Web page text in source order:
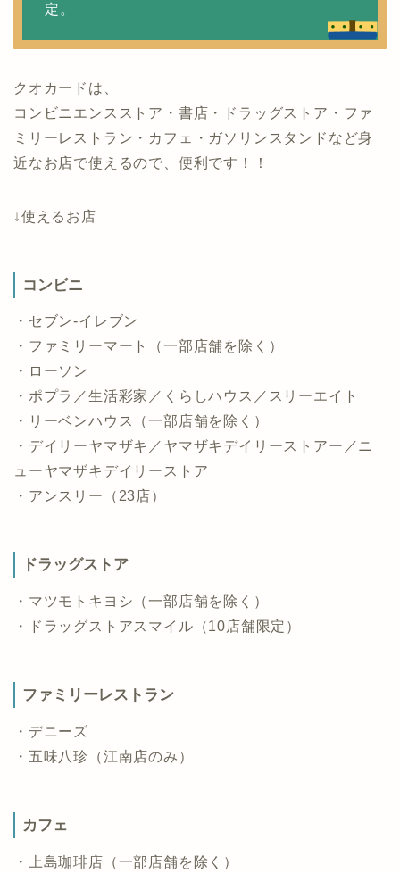
定。
クオカードは、
コンビニエンスストア・書店・ドラッグストア・ファ
ミリーレストラン・カフェ・ガソリンスタンドなど身
近なお店で使えるので、便利です！！
↓使えるお店
コンビニ
・セブン-イレブン
・ファミリーマート（一部店舗を除く）
・ローソン
・ポプラ／生活彩家／くらしハウス／スリーエイト
・リーベンハウス（一部店舗を除く）
・デイリーヤマザキ／ヤマザキデイリーストアー／ニ
ューヤマザキデイリーストア
・アンスリー（23店）
ドラッグストア
・マツモトキヨシ（一部店舗を除く）
・ドラッグストアスマイル（10店舗限定）
ファミリーレストラン
・デニーズ
・五味八珍（江南店のみ）
カフェ
・上島珈琲店（一部店舗を除く）